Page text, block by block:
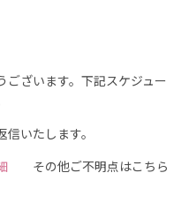
ございます。下記スケジュー
いたします。
その他ご不明点はこちら